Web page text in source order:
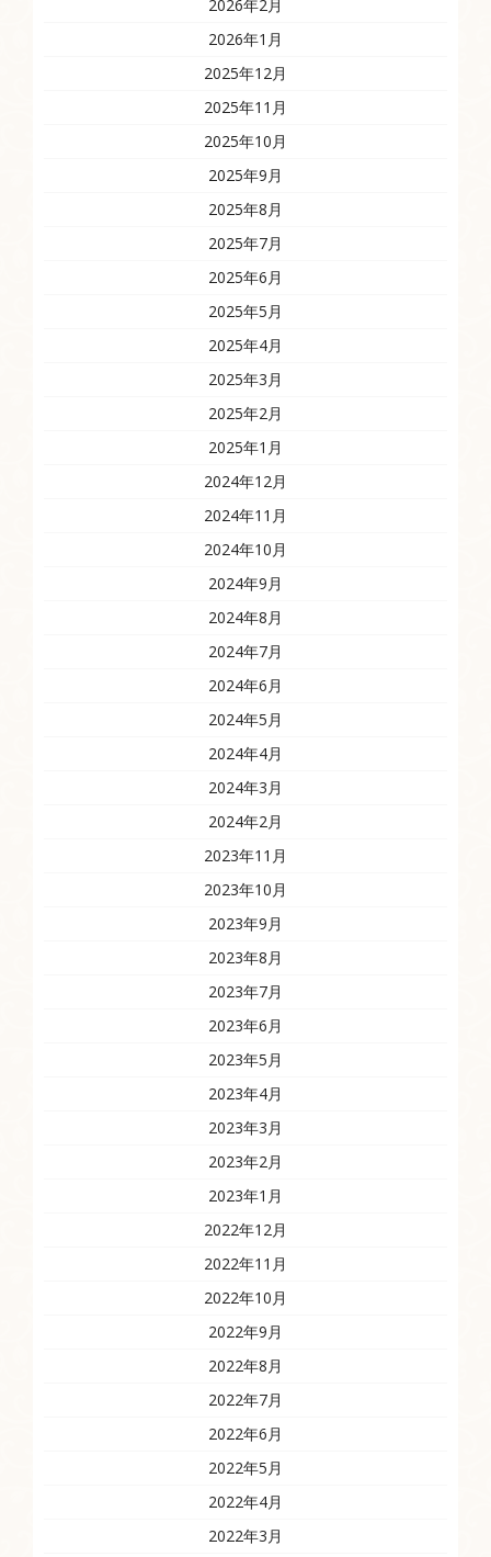
2026年2月
2026年1月
2025年12月
2025年11月
2025年10月
2025年9月
2025年8月
2025年7月
2025年6月
2025年5月
2025年4月
2025年3月
2025年2月
2025年1月
2024年12月
2024年11月
2024年10月
2024年9月
2024年8月
2024年7月
2024年6月
2024年5月
2024年4月
2024年3月
2024年2月
2023年11月
2023年10月
2023年9月
2023年8月
2023年7月
2023年6月
2023年5月
2023年4月
2023年3月
2023年2月
2023年1月
2022年12月
2022年11月
2022年10月
2022年9月
2022年8月
2022年7月
2022年6月
2022年5月
2022年4月
2022年3月